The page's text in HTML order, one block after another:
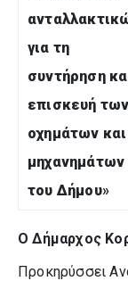
για τη
συντήρηση
επισκευή των
οχημάτων και
μηχανημάτων
του Δήμου»
Ο Δήμαρχος
Προκηρύσσει